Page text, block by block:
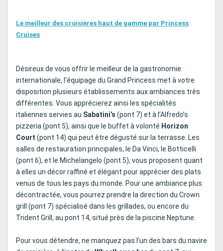
Le meilleur des croisières haut de gamme par Princess
Cruises
Désireux de vous offrir le meilleur de la gastronomie
internationale, l’équipage du Grand Princess met à votre
disposition plusieurs établissements aux ambiances très
différentes. Vous apprécierez ainsi les spécialités
italiennes servies au Sabatini’s (pont 7) et à l’Alfredo’s
pizzeria (pont 5), ainsi que le buffet à volonté Horizon
Court (pont 14) qui peut être dégusté sur la terrasse. Les
salles de restauration principales, le Da Vinci, le Botticelli
(pont 6), et le Michelangelo (pont 5), vous proposent quant
à elles un décor raffiné et élégant pour apprécier des plats
venus de tous les pays du monde. Pour une ambiance plus
décontractée, vous pourrez prendre la direction du Crown
grill (pont 7) spécialisé dans les grillades, ou encore du
Trident Grill, au pont 14, situé près de la piscine Neptune.
Pour vous détendre, ne manquez pas l’un des bars du navire